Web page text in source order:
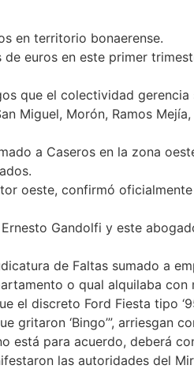
en territorio bonaerense.
euros en este primer
que el colectividad
Miguel, Morón, Ramos
a Caseros en la zona
oeste, confirmó
Gandolfi y este
de Faltas sumado a
o qual alquilaba
el discreto Ford Fiesta tipo
gritaron ‘Bingo’”, arriesgan
está para acuerdo, deberá
las autoridades del